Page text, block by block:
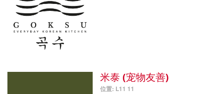
米泰 (宠物友善)
位置: L11 11